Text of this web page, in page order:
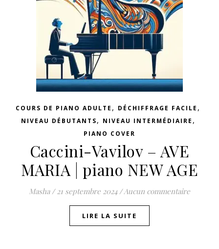
COURS DE PIANO ADULTE , DÉCHIFFRAGE FACILE ,
NIVEAU DÉBUTANTS, NIVEAU INTERMÉDIAIRE ,
PIANO COVER
Caccini-Vavilov – AVE
MARIA | piano NEW AGE
Masha / 21 septembre 2024 /Aucun commentaire
LIRE LA SUITE